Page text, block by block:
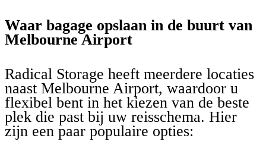
Waar bagage opslaan in de buurt van
Melbourne Airport
Radical Storage heeft meerdere locaties
naast Melbourne Airport, waardoor u
flexibel bent in het kiezen van de beste
plek die past bij uw reisschema. Hier
zijn een paar populaire opties: